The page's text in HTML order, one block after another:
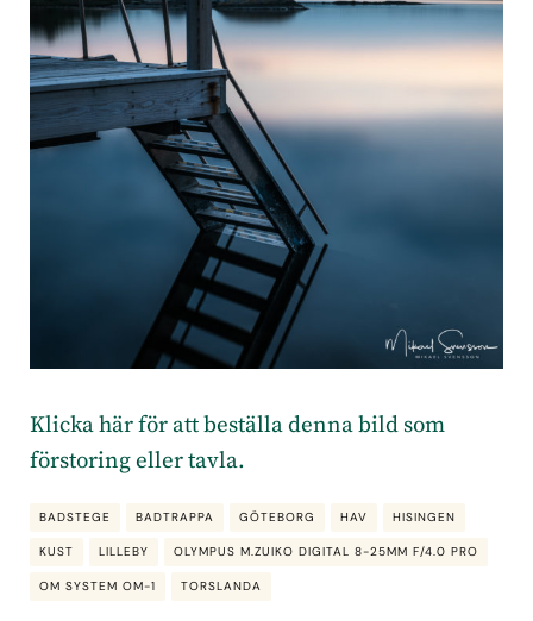
Klicka här för att beställa denna bild som
förstoring eller tavla.
BADSTEGE BADTRAPPA GÖTEBORG HAV HISINGEN
KUST LILLEBY OLYMPUS M.ZUIKO DIGITAL 8-25MM F/4.0 PRO
OM SYSTEM OM-1 TORSLANDA